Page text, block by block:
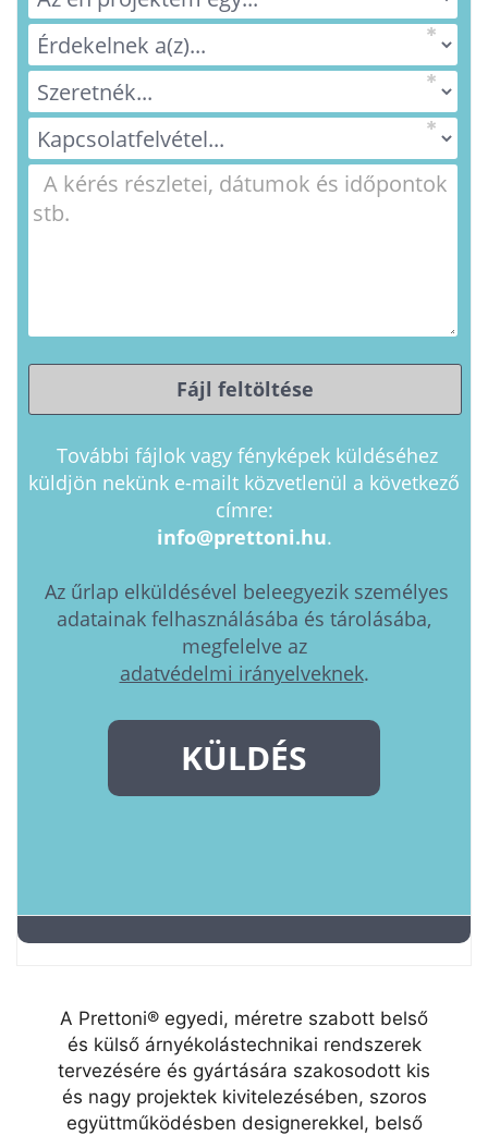
A Prettoni® egyedi, méretre szabott belső
és külső árnyékolástechnikai rendszerek
tervezésére és gyártására szakosodott kis
és nagy projektek kivitelezésében, szoros
együttműködésben designerekkel, belső